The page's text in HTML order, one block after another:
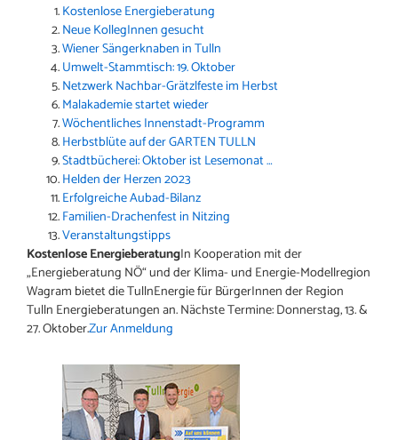
Kostenlose Energieberatung
Neue KollegInnen gesucht
Wiener Sängerknaben in Tulln
Umwelt-Stammtisch: 19. Oktober
Netzwerk Nachbar-Grätzlfeste im Herbst
Malakademie startet wieder
Wöchentliches Innenstadt-Programm
Herbstblüte auf der GARTEN TULLN
Stadtbücherei: Oktober ist Lesemonat …
Helden der Herzen 2023
Erfolgreiche Aubad-Bilanz
Familien-Drachenfest in Nitzing
Veranstaltungstipps
Kostenlose EnergieberatungIn Kooperation mit der
„Energieberatung NÖ“ und der Klima- und Energie-Modellregion
Wagram bietet die TullnEnergie für BürgerInnen der Region
Tulln Energieberatungen an. Nächste Termine: Donnerstag, 13. &
27. Oktober.Zur Anmeldung